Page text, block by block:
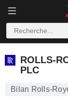
ROLLS-
PLC
Bilan Rolls-